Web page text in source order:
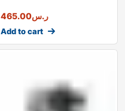
ر.س465.00
Add to cart